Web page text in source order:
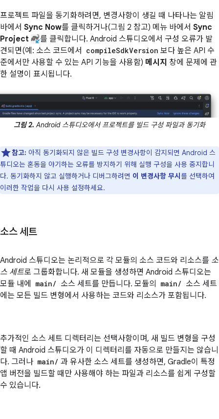
프로젝트 파일을 동기화하려면, 변경사항이 생길 때 나타나는 알림
바에서 Sync Now를 클릭하거나(그림 2 참고) 메뉴 바에서 Sync
Project
를 클릭합니다. Android 스튜디오에서 구성 오류가 발
견되면(예: 소스 코드에서
compileSdkVersion 보다 높은 API 수
준에서만 사용할 수 있는 API 기능을 사용함) 메시지 창에 문제에 관
한 설명이 표시됩니다.
그림 2. Android 스튜디오에서 프로젝트를 빌드 구성 파일과 동기화
참고: 아직 동기화되지 않은 빌드 구성 변경사항이 감지되면 Android 스
튜디오는 혼동을 야기하는 오류를 방지하기 위해 실행 구성을 사용 중지합니
다. 동기화하지 않고 실행하거나 디버그하려면 이 변경사항 무시 를 선택하여
이러한 작업을 다시 사용 설정하세요.
소스 세트
Android 스튜디오는 논리적으로 각 모듈의 소스 코드와 리소스를 소
스 세트로 그룹화합니다. 새 모듈을 생성하면 Android 스튜디오는
모듈 내에
main/ 소스 세트를 만듭니다. 모듈의 main/ 소스 세트
에는 모든 빌드 변형에서 사용하는 코드와 리소스가 포함됩니다.
추가적인 소스 세트 디렉터리는 선택사항이며, 새 빌드 변형을 구성
할 때 Android 스튜디오가 이 디렉터리를 자동으로 만들지는 않습니
다. 그러나 main/ 과 유사한 소스 세트를 생성하면, Gradle이 특정
앱 버전을 빌드할 때만 사용해야 하는 파일과 리소스를 쉽게 구성할
수 있습니다.